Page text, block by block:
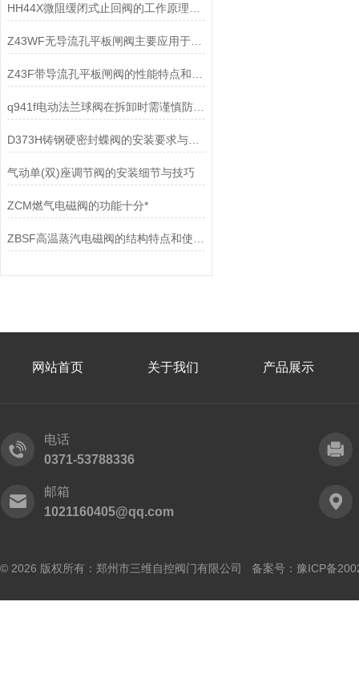
Z43WF无导流孔平板闸阀主要应用于哪些途径？
q941f电动法兰球阀在拆卸时需谨慎防止损坏密封圈而泄露
D373H铸钢硬密封蝶阀的安装要求与维护保养
气动单(双)座调节阀的安装细节与技巧
ZCM燃气电磁阀的功能十分*
网站首页 关于我们 产品展示
电话
0371-53788336
邮箱
1021160405@qq.com
© 2026 版权所有：郑州市三维自控阀门有限公司 备案号： 豫ICP备